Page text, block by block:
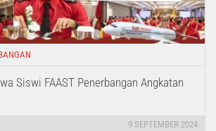
Siswi FAAST Penerbangan Angkatan
9 SEPTEMBER 2024